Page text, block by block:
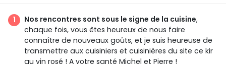
Nos rencontres sont sous le signe de la cuisine,
chaque fois, vous êtes heureux de nous faire
connaître de nouveaux goûts, et je suis heureuse de
transmettre aux cuisiniers et cuisinières du site ce kir
au vin rosé ! A votre santé Michel et Pierre !